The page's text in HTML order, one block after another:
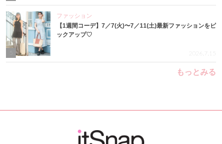
ファッション
【1週間コーデ】7／7(火)〜7／11(土)最新ファッションをピ
ックアップ♡
2026.7.15
もっとみる